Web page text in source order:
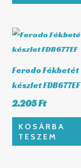
Ferodo Fékbetét
készlet FDB677EF
2.205Ft
KOSÁRBA
TESZEM